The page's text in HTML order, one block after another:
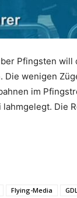
Pfingsten will
wenigen
im
Die
Flying-Media GDL